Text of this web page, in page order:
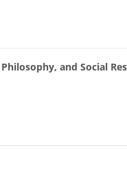
and Social